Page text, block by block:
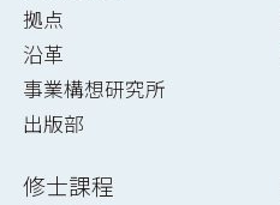
拠点
沿革
事業構想研究所
出版部
修士課程